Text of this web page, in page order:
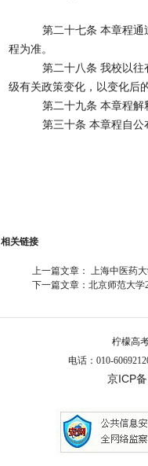
第二十七条 本章程
程为准。
第二十八条 我校以
级有关政策变化，以变化后
第二十九条 本章程
第三十条 本章程自公
相关链接
上一篇文章： 上海中医药
下一篇文章： 北京师范大学
柠檬高
电话：010-
京ICP